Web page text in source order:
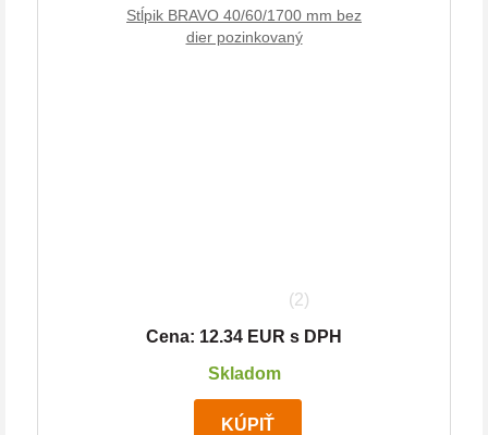
Stĺpik BRAVO 40/60/1700 mm bez
dier pozinkovaný
(2)
Cena: 12.34 EUR s DPH
Skladom
KÚPIŤ